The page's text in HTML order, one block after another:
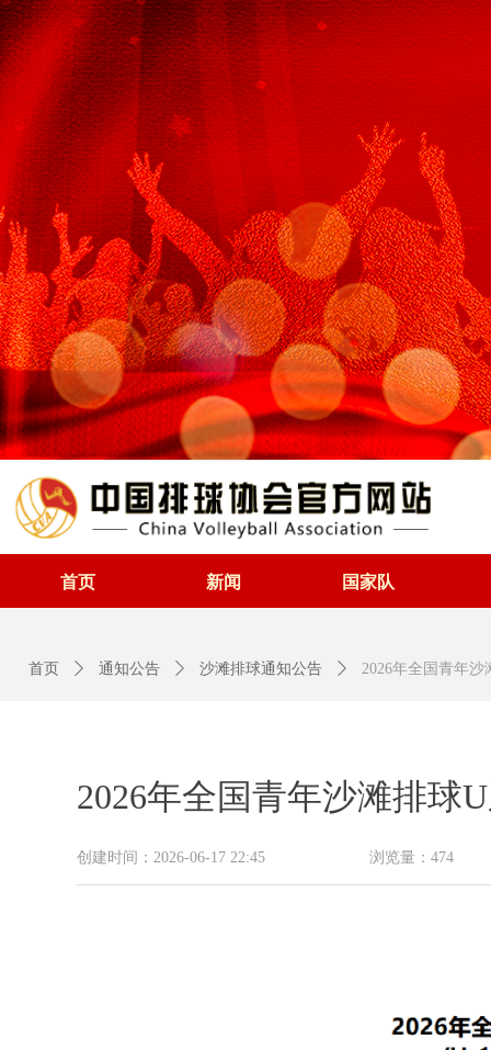
首页 新闻 国家队
2026年全国青年沙滩排球
创建时间： 2026-06-17 22:45 浏览量： 474
首页 ꄲ 通知公告 ꄲ 沙滩排球通知公告 ꄲ 2026年全国青年